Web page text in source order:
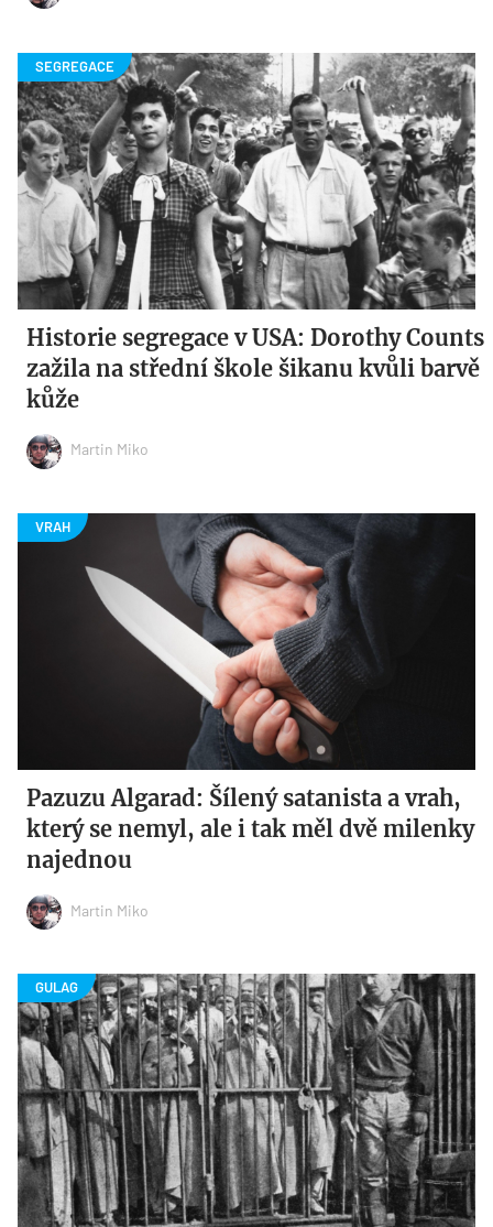
Historie segregace v USA: Dorothy Counts
zažila na střední škole šikanu kvůli barvě
kůže
Martin Miko
Pazuzu Algarad: Šílený satanista a vrah,
který se nemyl, ale i tak měl dvě milenky
najednou
Martin Miko